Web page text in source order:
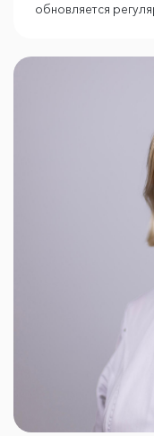
обновляется